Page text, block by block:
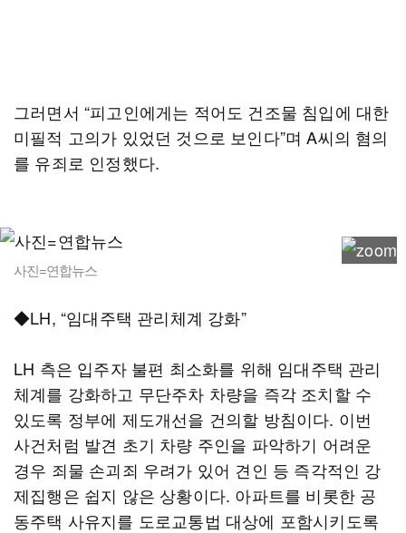
그러면서 “피고인에게는 적어도 건조물 침입에 대한
미필적 고의가 있었던 것으로 보인다”며 A씨의 혐의
를 유죄로 인정했다.
사진=연합뉴스
◆LH, “임대주택 관리체계 강화”
LH 측은 입주자 불편 최소화를 위해 임대주택 관리
체계를 강화하고 무단주차 차량을 즉각 조치할 수
있도록 정부에 제도개선을 건의할 방침이다. 이번
사건처럼 발견 초기 차량 주인을 파악하기 어려운
경우 죄물 손괴죄 우려가 있어 견인 등 즉각적인 강
제집행은 쉽지 않은 상황이다. 아파트를 비롯한 공
동주택 사유지를 도로교통법 대상에 포함시키도록